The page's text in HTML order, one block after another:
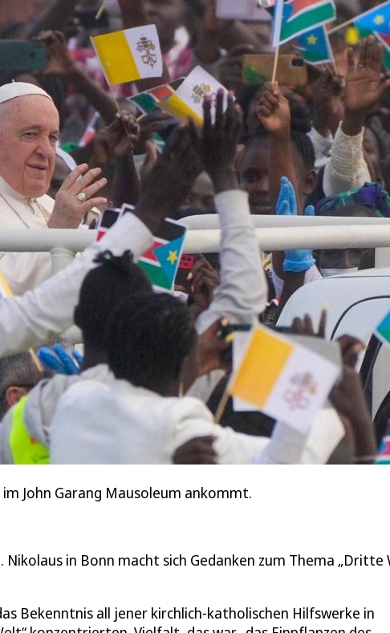
John Garang Mausoleum ankommt.
in Bonn macht sich Gedanken zum Thema „Dritte
Bekenntnis all jener kirchlich-katholischen Hilfswerke in